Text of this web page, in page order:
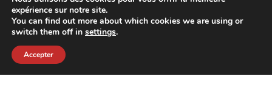
expérience sur notre site.
You can find out more about which cookies we are using or
switch them off in settings.
Accepter